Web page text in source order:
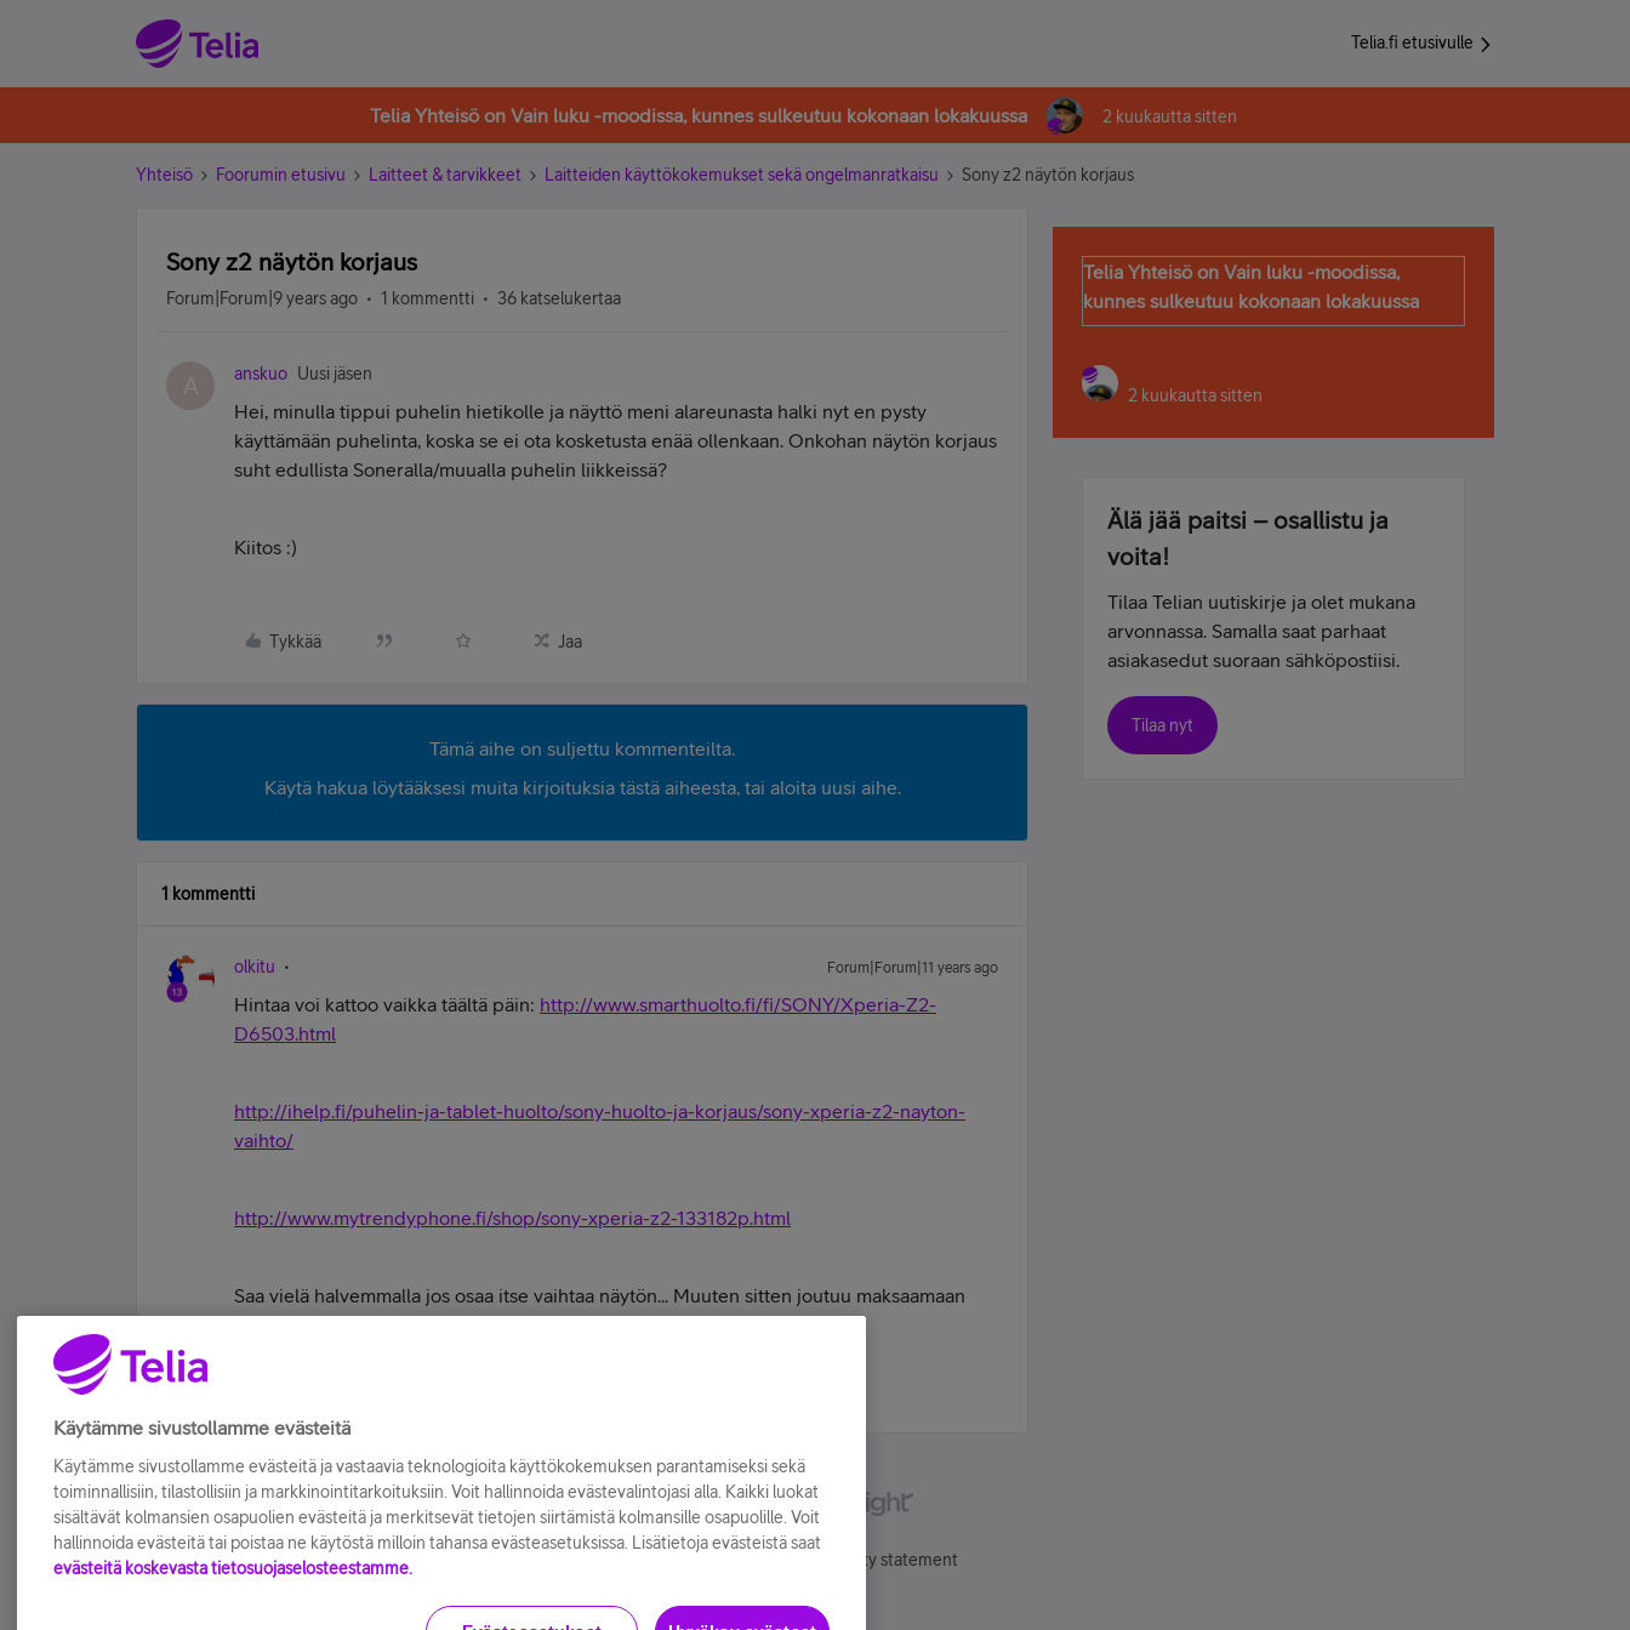
Telia.fi etusivulle
Telia Yhteisö on Vain luku -moodissa, kunnes sulkeutuu kokonaan lokakuussa 2 kuukautta sitten
Yhteisö Foorumin etusivu Laitteet & tarvikkeet Laitteiden käyttökokemukset sekä ongelmanratkaisu Sony z2 näytön korjaus
Sony z2 näytön korjaus
Forum|Forum|9 years ago 1 kommentti 36 katselukertaa
A anskuo Uusi jäsen
Hei, minulla tippui puhelin hietikolle ja näyttö meni alareunasta halki nyt en pysty
käyttämään puhelinta, koska se ei ota kosketusta enää ollenkaan. Onkohan näytön korjaus
suht edullista Soneralla/muualla puhelin liikkeissä?
Kiitos :)
Tykkää Jaa
Tämä aihe on suljettu kommenteilta.
Käytä hakua löytääksesi muita kirjoituksia tästä aiheesta, tai aloita uusi aihe.
1 kommentti
olkitu Forum|Forum|11 years ago
Hintaa voi kattoo vaikka täältä päin: http://www.smarthuolto.fi/fi/SONY/Xperia-Z2-
D6503.html
http://ihelp.fi/puhelin-ja-tablet-huolto/sony-huolto-ja-korjaus/sony-xperia-z2-nayton-
vaihto/
http://www.mytrendyphone.fi/shop/sony-xperia-z2-133182p.html
Saa vielä halvemmalla jos osaa itse vaihtaa näytön... Muuten sitten joutuu maksaamaan
Telia Yhteisö on Vain luku -moodissa,
kunnes sulkeutuu kokonaan lokakuussa
2 kuukautta sitten
Älä jää paitsi – osallistu ja
voita!
Tilaa Telian uutiskirje ja olet mukana
arvonnassa. Samalla saat parhaat
asiakasedut suoraan sähköpostiisi.
Tilaa nyt
Accessibility statement
Käytämme sivustollamme evästeitä
Käytämme sivustollamme evästeitä ja vastaavia teknologioita käyttökokemuksen parantamiseksi sekä
toiminnallisiin, tilastollisiin ja markkinointitarkoituksiin. Voit hallinnoida evästevalintojasi alla. Kaikki luokat
sisältävät kolmansien osapuolien evästeitä ja merkitsevät tietojen siirtämistä kolmansille osapuolille. Voit
hallinnoida evästeitä tai poistaa ne käytöstä milloin tahansa evästeasetuksissa. Lisätietoja evästeistä saat
evästeitä koskevasta tietosuojaselosteestamme.